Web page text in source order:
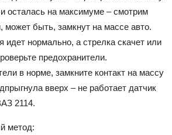
осталась на максимуме – смотрим
может быть, замкнут на массе авто.
идет нормально, а стрелка скачет или
предохранители.
в норме, замкните контакт на массу
вверх – не работает датчик
2114.
метод: